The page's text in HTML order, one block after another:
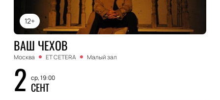
12+
ВАШ ЧЕХОВ
Москва ET CETERA Малый зал
2 ср, 19:00
СЕНТ